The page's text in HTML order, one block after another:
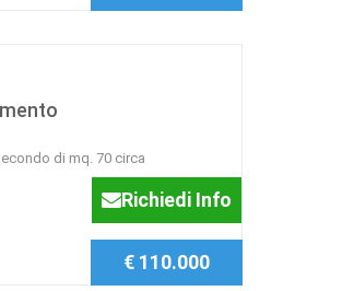
di mq. 70 circa
Richiedi Info
€ 110.000